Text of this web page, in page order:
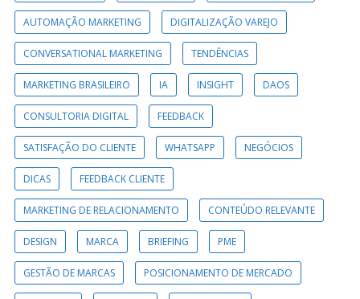
AUTOMAÇÃO MARKETING DIGITALIZAÇÃO VAREJO
CONVERSATIONAL MARKETING TENDÊNCIAS
MARKETING BRASILEIRO IA INSIGHT DAOS
CONSULTORIA DIGITAL FEEDBACK
SATISFAÇÃO DO CLIENTE WHATSAPP NEGÓCIOS
DICAS FEEDBACK CLIENTE
MARKETING DE RELACIONAMENTO CONTEÚDO RELEVANTE
DESIGN MARCA BRIEFING PME
GESTÃO DE MARCAS POSICIONAMENTO DE MERCADO